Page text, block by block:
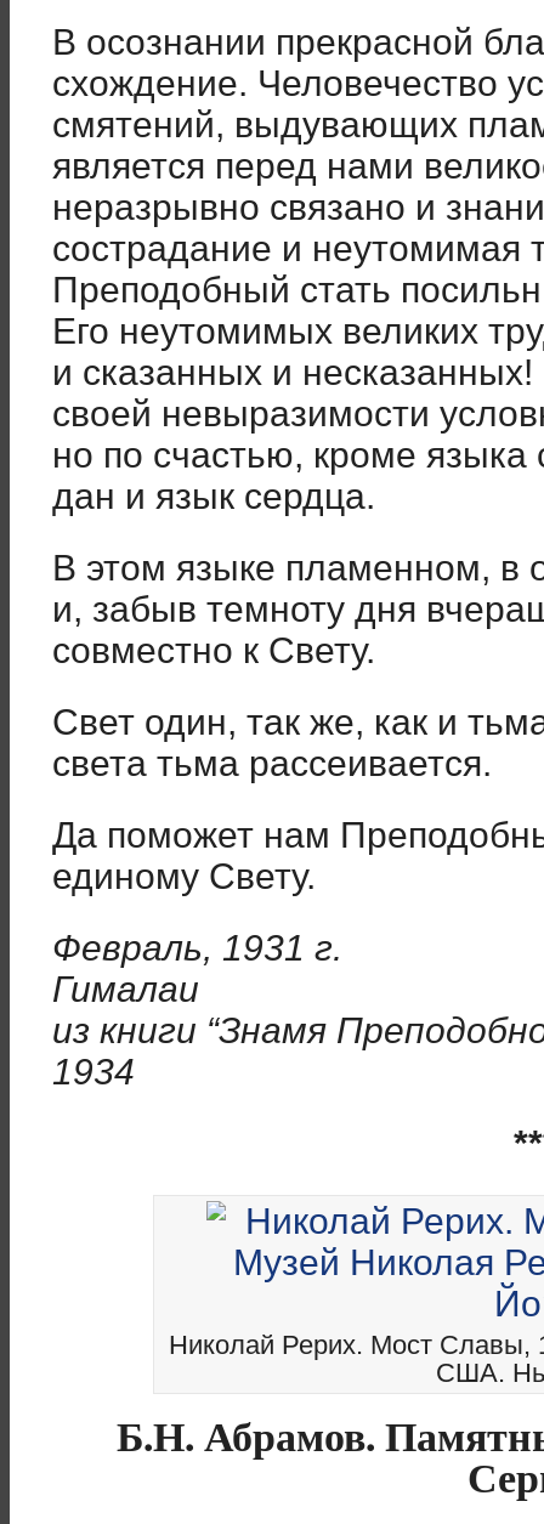
В осознании прекрасной
схожде­ние. Человечество
смятений, выдувающих
является перед нами
неразрывно связано и
сострадание и неутомимая
Преподоб­ный стать
Его неутомимых вели­ких
и сказанных и
своей невыразимости
но по счастью, кроме языка
дан и язык сердца.
В этом языке пламенном, в
и, забыв темноту дня
совместно к Свету.
Свет один, так же, как и
света тьма рассеивается.
Да поможет нам
еди­ному Свету.
Февраль, 1931 г.
Гималаи
из книги “Знамя
1934
Николай Рерих. Мост Славы,
США.
Б.Н. Абрамов.